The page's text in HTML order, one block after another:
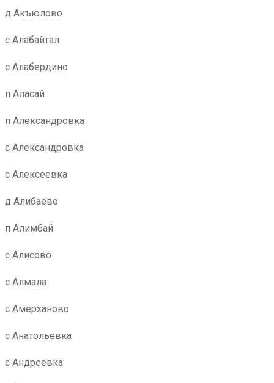
д Акъюлово
с Алабайтал
с Алабердино
п Аласай
п Александровка
с Александровка
с Алексеевка
д Алибаево
п Алимбай
с Алисово
с Алмала
с Амерханово
с Анатольевка
с Андреевка